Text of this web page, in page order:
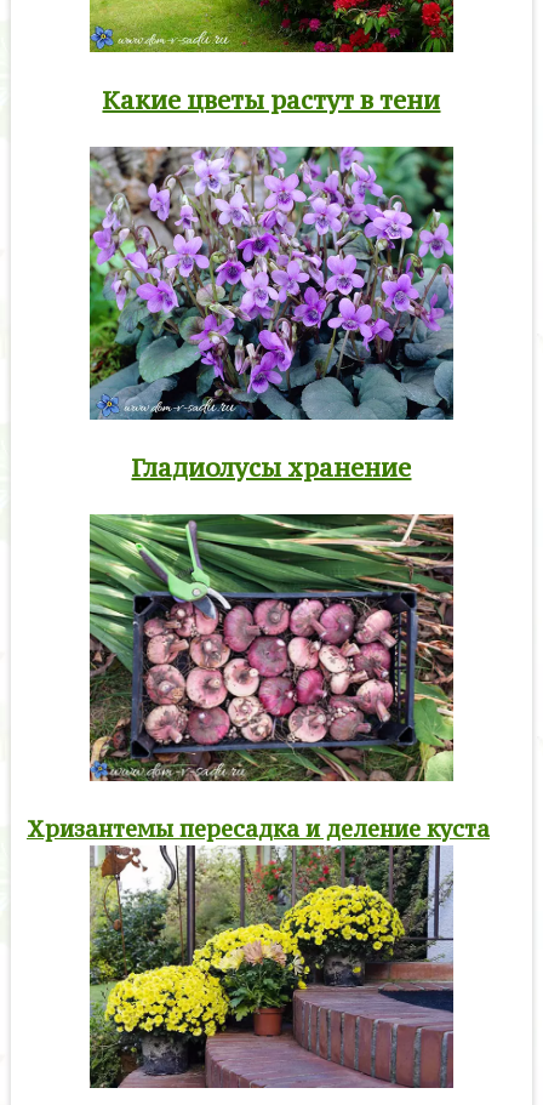
Какие цветы растут в тени
Гладиолусы хранение
Хризантемы пересадка и деление куста